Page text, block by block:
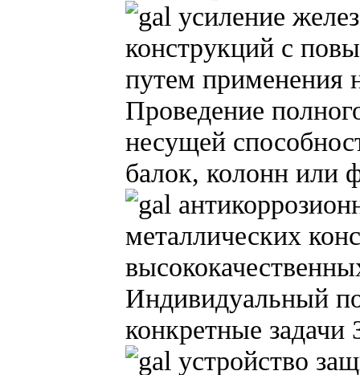
усиление
конструкций с
путем применения
Проведение
несущей
балок, колонн или
металлических
Индивидуальный
конкретные задачи
устройство